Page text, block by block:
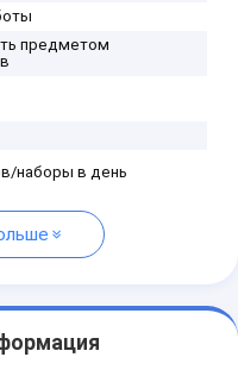
предметом
наборы в день